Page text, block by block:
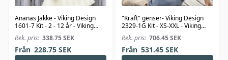
Ananas Jakke - Viking Design
1601-7 Kit - 2 - 12 år - Viking
Bjørk
Rek. pris: 338.75SEK
Från 228.75SEK
"Kraft" genser- Viking Design
2329-1G Kit - XS-XXL - Viking
Wool
Rek. pris: 706.45SEK
Från 531.45SEK